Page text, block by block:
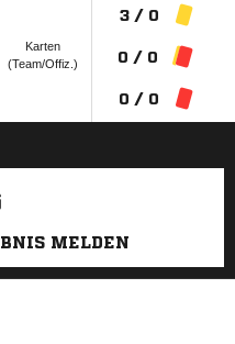
Karten
(Team/Offiz.)
3 / 0
0 / 0
0 / 0
MELDEN